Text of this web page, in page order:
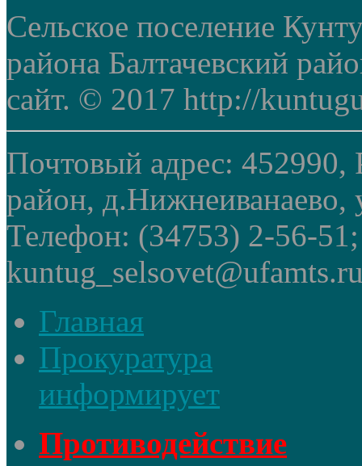
Сельское поселение
района Балтачевский
сайт. © 2017 http://
Почтовый адрес: 452990,
район, д.Нижнеиванаево,
Телефон: (34753) 2-56-
Главная
Прокуратура
информирует
Противодействие